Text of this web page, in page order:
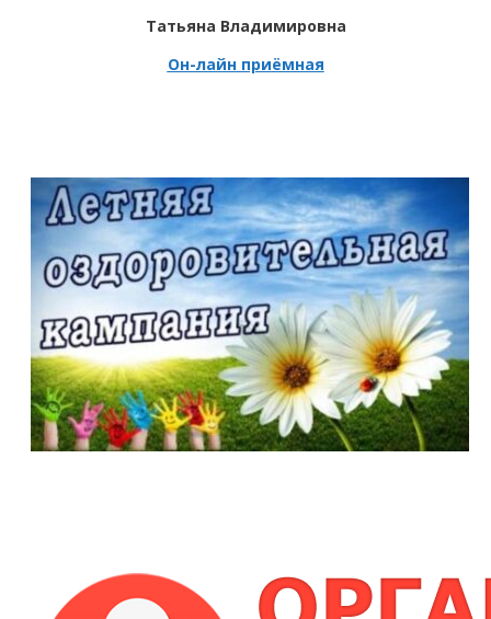
Татьяна Владимировна
Он-лайн приёмная